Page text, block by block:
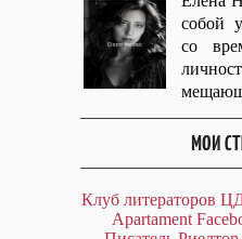
собой
со
МОИ
Клуб литераторов
Apartament